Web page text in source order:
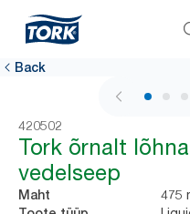
Back
420502
Tork õrnalt
vedelseep
Maht 475